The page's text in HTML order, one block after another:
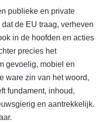
publieke en private
de EU traag, verheven
in de hoofden en acties
precies het
gevoelig, mobiel en
ware zin van het woord,
fundament, inhoud,
en aantrekkelijk.